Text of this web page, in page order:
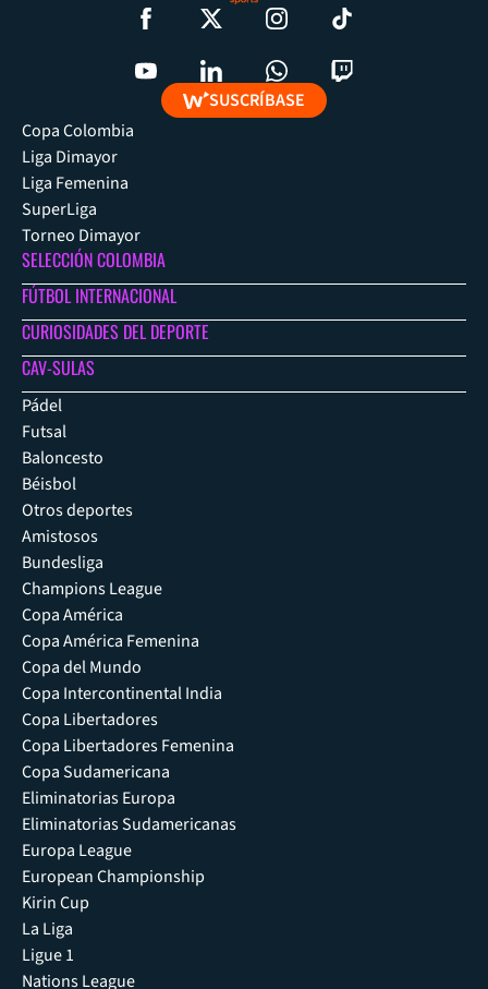
SUSCRÍBASE
Copa Colombia
Liga Dimayor
Liga Femenina
SuperLiga
Torneo Dimayor
SELECCIÓN COLOMBIA
FÚTBOL INTERNACIONAL
CURIOSIDADES DEL DEPORTE
CAV-SULAS
Pádel
Futsal
Baloncesto
Béisbol
Otros deportes
Amistosos
Bundesliga
Champions League
Copa América
Copa América Femenina
Copa del Mundo
Copa Intercontinental India
Copa Libertadores
Copa Libertadores Femenina
Copa Sudamericana
Eliminatorias Europa
Eliminatorias Sudamericanas
Europa League
European Championship
Kirin Cup
La Liga
Ligue 1
Nations League